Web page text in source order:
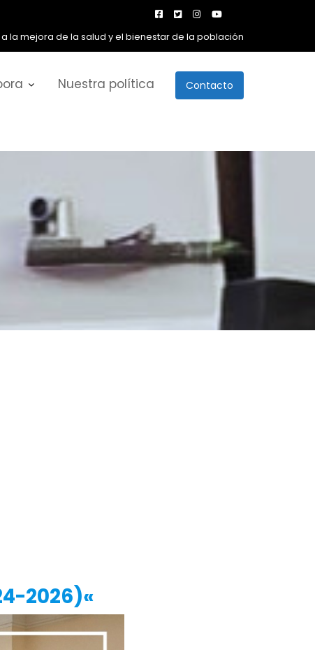
Eventos:
Voluntario: la labor de Ángel Misut y la Asociación
San Ricardo Pampuri
2026)«